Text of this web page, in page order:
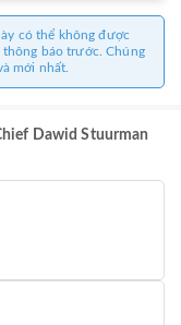
có thể không được
báo trước. Chúng
mới nhất.
Dawid Stuurman